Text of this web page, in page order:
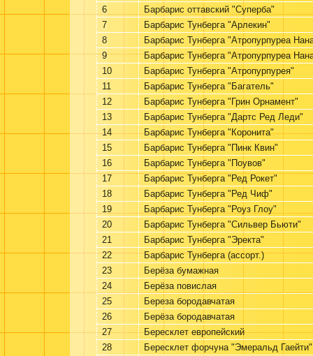
6
Барбарис оттавский "Суперба"
7
Барбарис Тунберга "Арлекин"
8
Барбарис Тунберга "Атропурпуреа
9
Барбарис Тунберга "Атропурпуреа
10
Барбарис Тунберга "Атропурпурея"
11
Барбарис Тунберга "Багатель"
12
Барбарис Тунберга "Грин Орнамент"
13
Барбарис Тунберга "Дартс Ред Леди"
14
Барбарис Тунберга "Коронита"
15
Барбарис Тунберга "Пинк Квин"
16
Барбарис Тунберга "Поувов"
17
Барбарис Тунберга "Ред Рокет"
18
Барбарис Тунберга "Ред Чиф"
19
Барбарис Тунберга "Роуз Глоу"
20
Барбарис Тунберга "Сильвер Бьюти"
21
Барбарис Тунберга "Эректа"
22
Барбарис Тунберга (ассорт.)
23
Берёза бумажная
24
Берёза повислая
25
Береза бородавчатая
26
Берёза бородавчатая
27
Бересклет европейский
28
Бересклет форчуна "Эмеральд Гаейти"